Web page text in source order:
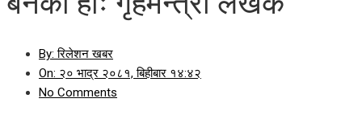
By: रिलेशन खबर
On: २० भाद्र २०८१, बिहीबार १४:४२
No Comments